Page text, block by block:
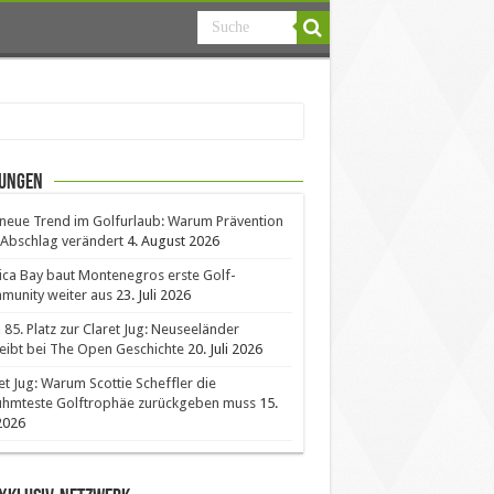
Trend im Golfurlaub: Warum Prävention
verändert 4. August 2026
Bay baut Montenegros erste Golf-
weiter aus 23. Juli 2026
85. Platz zur Claret Jug: Neuseeländer
bei The Open Geschichte 20. Juli 2026
Jug: Warum Scottie Scheffler die
Golftrophäe zurückgeben muss 15.